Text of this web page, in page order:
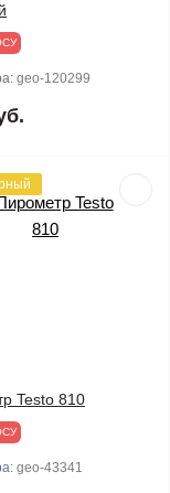
geo-120299
Testo 810
geo-43341